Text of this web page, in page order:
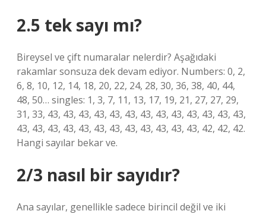
2.5 tek sayı mı?
Bireysel ve çift numaralar nelerdir? Aşağıdaki
rakamlar sonsuza dek devam ediyor. Numbers: 0, 2,
6, 8, 10, 12, 14, 18, 20, 22, 24, 28, 30, 36, 38, 40, 44,
48, 50… singles: 1, 3, 7, 11, 13, 17, 19, 21, 27, 27, 29,
31, 33, 43, 43, 43, 43, 43, 43, 43, 43, 43, 43, 43, 43, 43,
43, 43, 43, 43, 43, 43, 43, 43, 43, 43, 43, 43, 42, 42, 42.
Hangi sayılar bekar ve.
2/3 nasıl bir sayıdır?
Ana sayılar, genellikle sadece birincil değil ve iki